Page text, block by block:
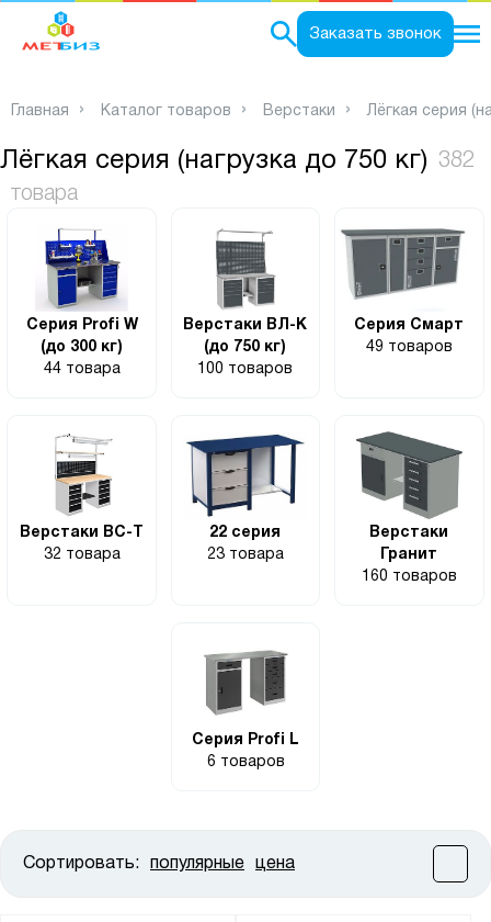
Заказать звонок
Главная Каталог товаров Верстаки Лёгкая серия
Лёгкая серия (нагрузка до 750 кг)
382
товара
Серия Profi W
(до 300 кг)
44 товара
Верстаки ВЛ-К
(до 750 кг)
100 товаров
Серия Смарт
49 товаров
Верстаки ВС-Т
32 товара
22 серия
23 товара
Верстаки
Гранит
160 товаров
Серия Profi L
6 товаров
Сортировать: популярные цена